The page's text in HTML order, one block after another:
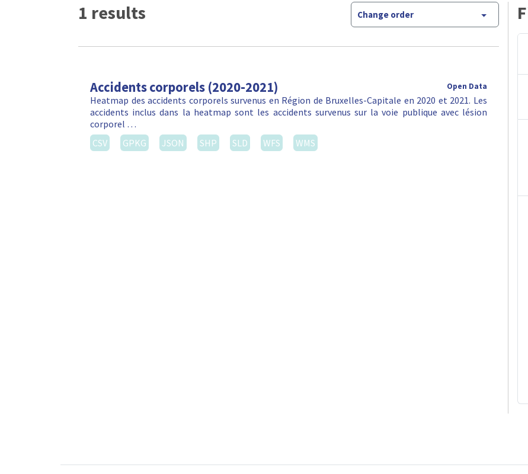
1 results Change order
Accidents corporels (2020-2021) Open Data
Heatmap des accidents corporels survenus en Région de Bruxelles-Capitale en 2020 et 2021. Les
accidents inclus dans la heatmap sont les accidents survenus sur la voie publique avec lésion
corporel …
CSV
GPKG JSON SHP SLD WFS WMS